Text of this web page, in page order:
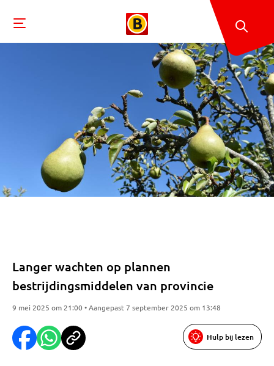
Langer wachten op plannen
bestrijdingsmiddelen van provincie
9 mei 2025 om 21:00 • Aangepast 7 september 2025 om 13:48
Hulp bij lezen